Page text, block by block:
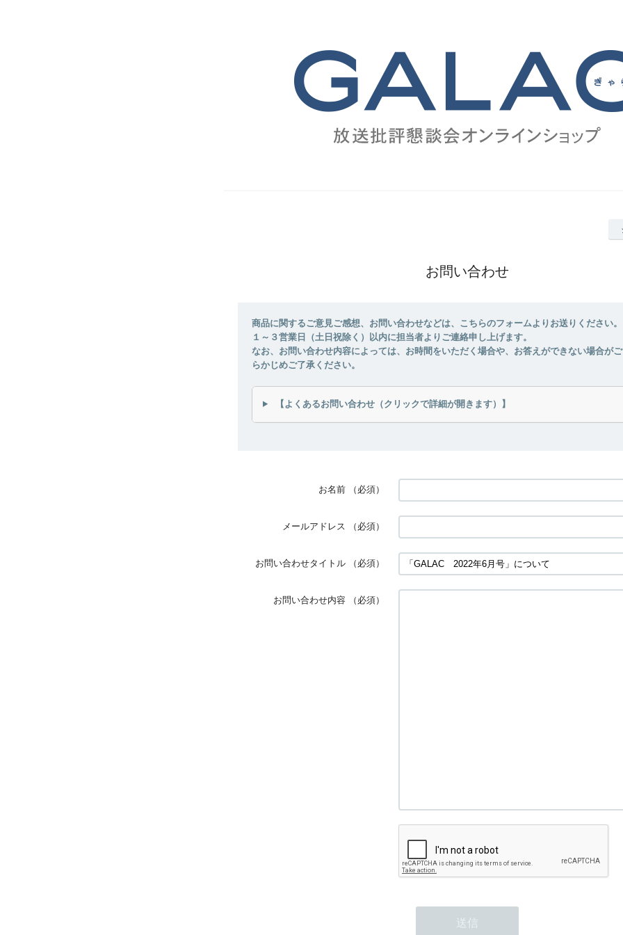
お問い合わせ
商品に関するご意見ご感想、お問い合わせなどは、こちらのフォームよりお送りください。
１～３営業日（土日祝除く）以内に担当者よりご連絡申し上げます。
なお、お問い合わせ内容によっては、お時間をいただく場合や、お答えができない場合が
らかじめご了承ください。
【よくあるお問い合わせ（クリックで詳細が開きます）】
お名前 （必須）
メールアドレス （必須）
お問い合わせタイトル （必須）
お問い合わせ内容 （必須）